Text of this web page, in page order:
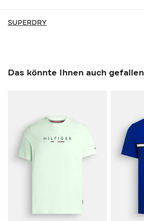
SUPERDRY
Das könnte Ihnen auch gefallen